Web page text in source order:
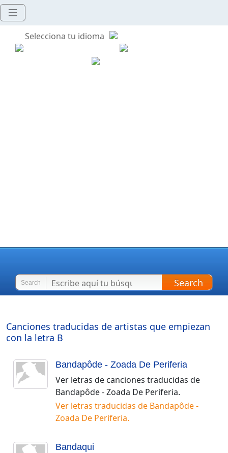
Selecciona tu idioma
Search Search
Canciones traducidas de artistas que empiezan
con la letra B
Bandapôde - Zoada De Periferia
Ver letras de canciones traducidas de
Bandapôde - Zoada De Periferia.
Ver letras traducidas de Bandapôde -
Zoada De Periferia.
Bandaqui